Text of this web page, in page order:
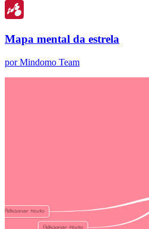
Mapa mental da estrela
por Mindomo Team